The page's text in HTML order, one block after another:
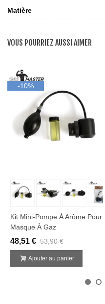
Matière
VOUS POURRIEZ AUSSI AIMER
-10%
Kit Mini-Pompe À Arôme Pour
Masque À Gaz
48,51 € 53,90 €
Ajouter au panier